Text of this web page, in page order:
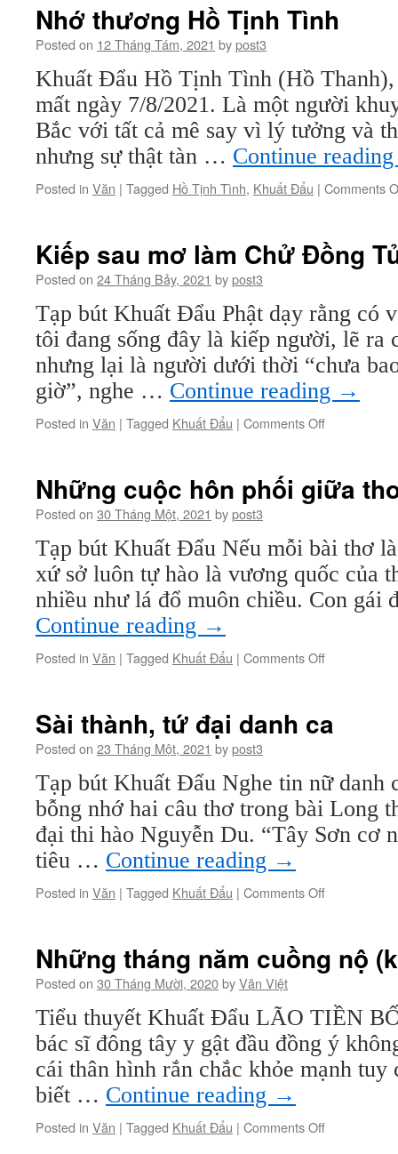
Nhớ thương Hồ Tịnh Tình
Posted on 12 Tháng Tám, 2021 bypost3
Khuất Đẩu Hồ Tịnh Tình (Hồ
mất ngày 7/8/2021. Là một người
Bắc với tất cả mê say vì lý tưởng và
nhưng sự thật tàn … Continue
Posted in Văn | Tagged Hồ Tịnh Tình, Khuất Đẩu | Comments
Kiếp sau mơ làm Chử Đồng
Posted on 24 Tháng Bảy, 2021 bypost3
Tạp bút Khuất Đẩu Phật dạy rằng có
tôi đang sống đây là kiếp người, lẽ ra
nhưng lại là người dưới thời “chưa
giờ”, nghe … Continue reading →
Posted in Văn | Tagged Khuất Đẩu | Comments Offon
làm
Tử
Những cuộc hôn phối giữa
Posted on 30 Tháng Một, 2021 bypost3
Tạp bút Khuất Đẩu Nếu mỗi bài thơ
xứ sở luôn tự hào là vương quốc của
nhiều như lá đổ muôn chiều. Con
Continue reading →
Posted in Văn | Tagged Khuất Đẩu | Comments Offon
phối
và
nhạc
Sài thành, tứ đại danh ca
Posted on 23 Tháng Một, 2021 bypost3
Tạp bút Khuất Đẩu Nghe tin nữ danh
bỗng nhớ hai câu thơ trong bài Long
đại thi hào Nguyễn Du. “Tây Sơn cơ
tiêu … Continue reading →
Posted in Văn | Tagged Khuất Đẩu | Comments Offon
đại
Những tháng năm cuồng nộ
Posted on 30 Tháng Mười, 2020byVăn Việt
Tiểu thuyết Khuất Đẩu LÃO TIỀN
bác sĩ đông tây y gật đầu đồng ý
cái thân hình rắn chắc khỏe mạnh tuy
biết … Continue reading →
Posted in Văn | Tagged Khuất Đẩu | Comments Offon